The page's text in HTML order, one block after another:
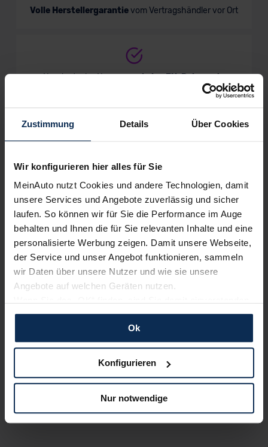
Zustimmung Details Über Cookies
Wir konfigurieren hier alles für Sie
MeinAuto nutzt Cookies und andere Technologien, damit
unsere Services und Angebote zuverlässig und sicher
laufen. So können wir für Sie die Performance im Auge
behalten und Ihnen die für Sie relevanten Inhalte und eine
personalisierte Werbung zeigen. Damit unsere Webseite,
der Service und unser Angebot funktionieren, sammeln
wir Daten über unsere Nutzer und wie sie unsere
Angebote auf welchen Geräten nutzen.
und erlauben uns Cookies für unseren Service zu
verwenden und diese Daten an Dritte weiterzugeben,
etwa an unsere Marketingpartner. Falls Sie dem nicht
zustimmen möchten, beschränken wir uns auf die
dann nicht auf Sie zuschneiden und Sie somit nicht
perfekt auf dem Weg zu Ihrem Neuwagen unterstützen.
Sie können die Einstellungen jederzeit anpassen oder
Ok
Konfigurieren
Nur notwendige
Verkauf startet in Kürze
Volle Herstellergarantievom Vertragshändler vor Ort
Nur deutsche Neuwagen,keine EU-Reimporte
Alle Zahlungsarten:
Keine Kosten:Unser Service ist für dich 100%
kostenfrei
Wir sind stolz auf eine hohe
Kundenzufriedenheit!
MeinAuto.de hat langjährige Erfahrungen auf dem
dadurch ihr Wunschauto zum Top-Rabatt erhalten und
bewerten unsere Arbeit positiv.